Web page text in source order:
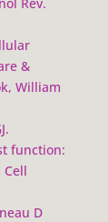
&
William
function:
Cell
D